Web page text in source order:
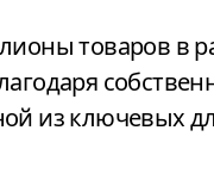
товаров в
из ключевых